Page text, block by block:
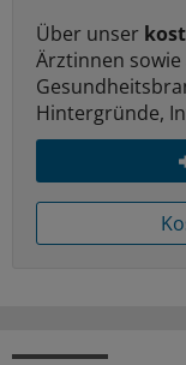
Über unser
Ärztinnen
Hintergründe,